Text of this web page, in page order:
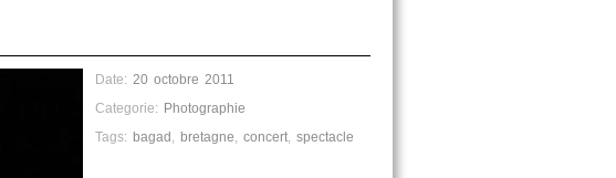
Date:20 octobre 2011
Categorie: Photographie
Tags: bagad bretagne ,concert ,spectacle